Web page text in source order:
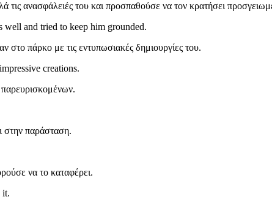
ανασφάλειές του και προσπαθούσε να τον κρατήσει
well and tried to keep him grounded.
πάρκο με τις εντυπωσιακές δημιουργίες του.
creations.
στην παράσταση.
να το καταφέρει.
it.